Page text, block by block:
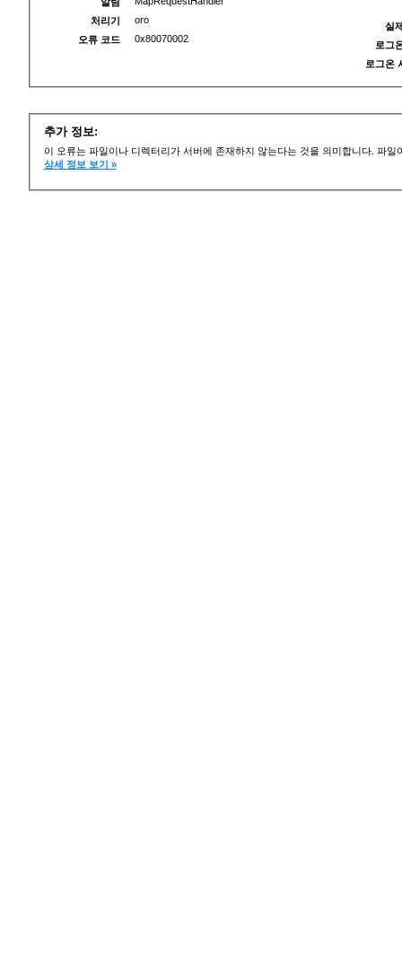
처리기
oro
오류 코드
0x80070002
실
로그
로그온
추가 정보:
이 오류는 파일이나 디렉터리가 서버에 존재하지 않는다는 것을 의미합니다. 파
상세 정보 보기 »